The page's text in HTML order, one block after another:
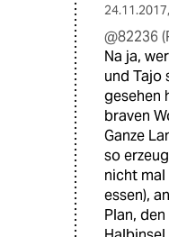
24.11.2017,
@82236
Na ja,
und Tajo
gesehen
braven
Ganze
so
nicht mal
essen),
Plan,